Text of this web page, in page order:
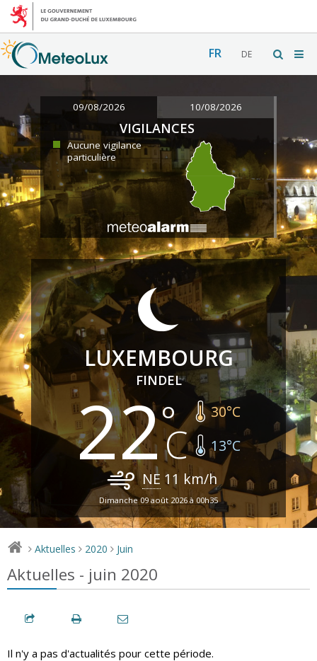
FR DE
09/08/2026 10/08/2026
VIGILANCES
Aucune vigilance
particulière
LUXEMBOURG
FINDEL
22 30°C
13°C
NE 11 km/h
Dimanche 09 août 2026 à 00h35
> Aktuelles > 2020 > Juin
Aktuelles - juin 2020
Il n'y a pas d'actualités pour cette période.